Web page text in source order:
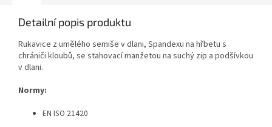
Detailní popis produktu
Rukavice z umělého semiše v dlani, Spandexu na hřbetu s
chrániči kloubů, se stahovací manžetou na suchý zip a podšívkou
v dlani.
Normy:
EN ISO 21420